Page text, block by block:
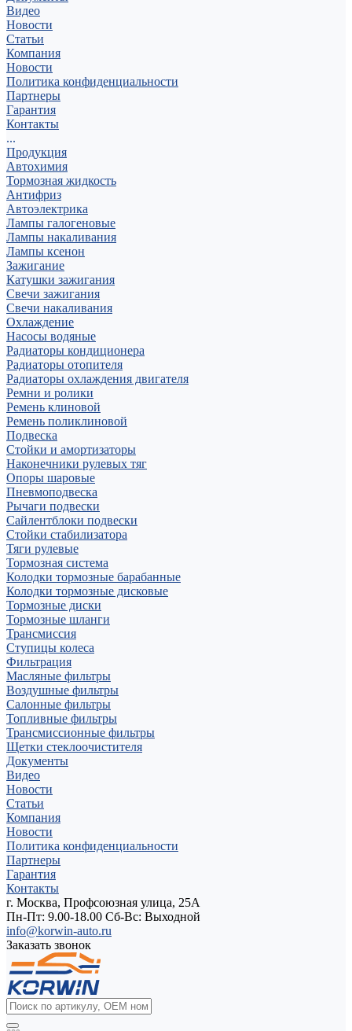
Видео
Новости
Статьи
Компания
Новости
Политика конфиденциальности
Партнеры
Гарантия
Контакты
...
Продукция
Автохимия
Тормозная жидкость
Антифриз
Автоэлектрика
Лампы галогеновые
Лампы накаливания
Лампы ксенон
Зажигание
Катушки зажигания
Свечи зажигания
Свечи накаливания
Охлаждение
Насосы водяные
Радиаторы кондиционера
Радиаторы отопителя
Радиаторы охлаждения двигателя
Ремни и ролики
Ремень клиновой
Ремень поликлиновой
Подвеска
Стойки и амортизаторы
Наконечники рулевых тяг
Опоры шаровые
Пневмоподвеска
Рычаги подвески
Сайлентблоки подвески
Стойки стабилизатора
Тяги рулевые
Тормозная система
Колодки тормозные барабанные
Колодки тормозные дисковые
Тормозные диски
Тормозные шланги
Трансмиссия
Ступицы колеса
Фильтрация
Масляные фильтры
Воздушные фильтры
Салонные фильтры
Топливные фильтры
Трансмиссионные фильтры
Щетки стеклоочистителя
Документы
Видео
Новости
Статьи
Компания
Новости
Политика конфиденциальности
Партнеры
Гарантия
Контакты
г. Москва, Профсоюзная улица, 25А
Пн-Пт: 9.00-18.00 Cб-Вс: Выходной
info@korwin-auto.ru
Заказать звонок